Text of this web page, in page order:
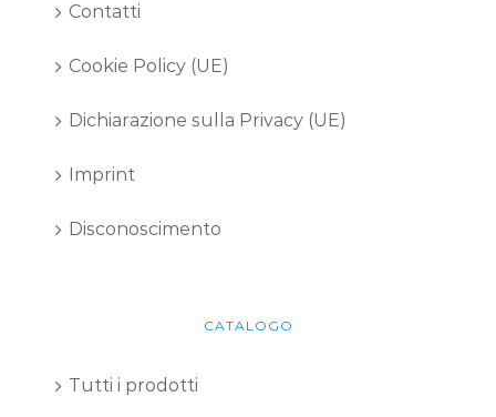
Contatti
Cookie Policy (UE)
Dichiarazione sulla Privacy (UE)
Imprint
Disconoscimento
CATALOGO
Tutti i prodotti